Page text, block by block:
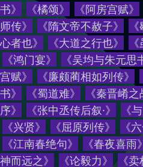
书》
《橘颂》 《阿房宫赋》
师传》
《隋文帝不赦子》
心者也》 《大道之行也》 《
《鸿门宴》 《吴均与朱元思
宫赋》 《廉颇蔺相如列传》
书》 《蜀道难》 《秦晋崤之
序》 《张中丞传后叙·》 《
《兴贤》 《屈原列传》 《
《江南春绝句》 《春夜喜雨》
神而远之》 《论毅力》 《卖